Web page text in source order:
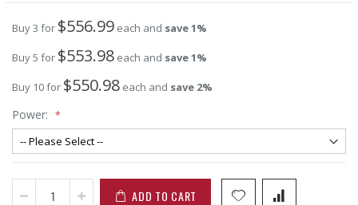
Buy 3 for $556.99 each and save1%
Buy 5 for $553.98 each and save1%
Buy 10 for $550.98 each and save 2%
Power:
ADD TO CART